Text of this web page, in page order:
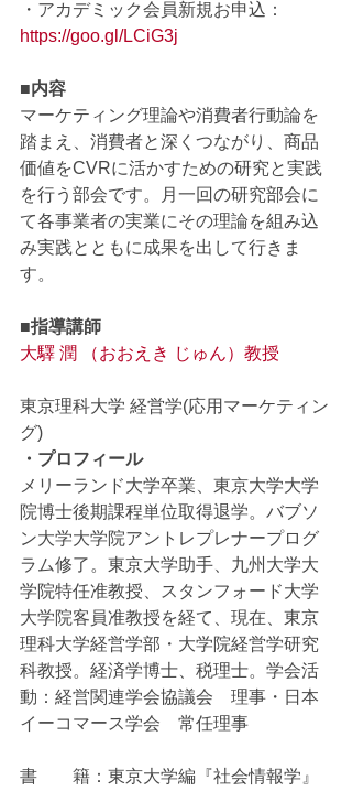
・アカデミック会員新規お申込：
https://goo.gl/LCiG3j
■内容
マーケティング理論や消費者行動論を
踏まえ、消費者と深くつながり、商品
価値をCVRに活かすための研究と実践
を行う部会です。月一回の研究部会に
て各事業者の実業にその理論を組み込
み実践とともに成果を出して行きま
す。
■指導講師
大驛 潤 （おおえき じゅん）教授
東京理科大学 経営学(応用マーケティン
グ)
・プロフィール
メリーランド大学卒業、東京大学大学
院博士後期課程単位取得退学。バブソ
ン大学大学院アントレプレナープログ
ラム修了。東京大学助手、九州大学大
学院特任准教授、スタンフォード大学
大学院客員准教授を経て、現在、東京
理科大学経営学部・大学院経営学研究
科教授。経済学博士、税理士。学会活
動：経営関連学会協議会　理事・日本
イーコマース学会　常任理事
書　　籍：東京大学編『社会情報学』